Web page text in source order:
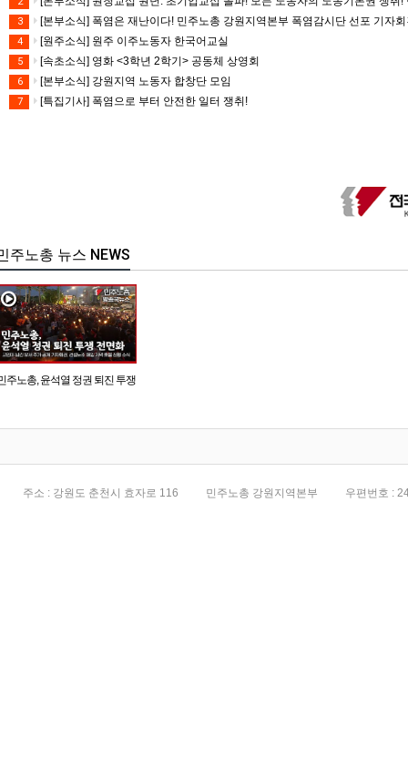
3 [본부소식] 폭염은 재난이다! 민주노총 강원지역본부 폭염감시단 선포 기자
4 [원주소식] 원주 이주노동자 한국어교실
5 [속초소식] 영화 <3학년 2학기> 공동체 상영회
6 [본부소식] 강원지역 노동자 합창단 모임
7 [특집기사] 폭염으로 부터 안전한 일터 쟁취!
주노총 뉴스 NEWS
주노총, 윤석열 정권 퇴진 투쟁
주소 : 강원도 춘천시 효자로 116 민주노총 강원지역본부 우편번호 :